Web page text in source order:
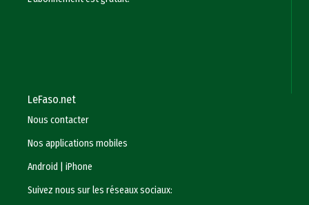
LeFaso.net
Nous contacter
Nos applications mobiles
Android
|iPhone
Suivez nous sur les réseaux sociaux: